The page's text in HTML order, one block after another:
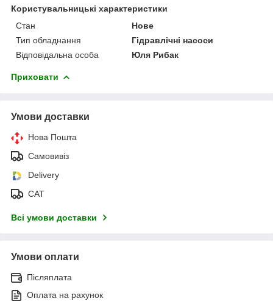
Користувальницькі характеристики
Стан
Нове
Тип обладнання
Гідравлічні насоси
Відповідальна особа
Юля Рибак
Приховати
Умови доставки
Нова Пошта
Самовивіз
Delivery
САТ
Всі умови доставки
Умови оплати
Післяплата
Оплата на рахунок